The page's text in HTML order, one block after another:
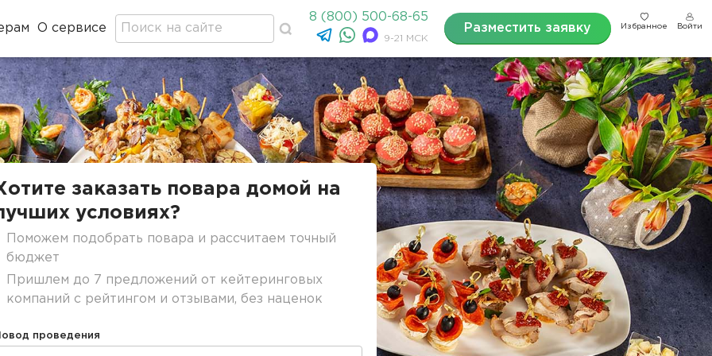
О сервисе
8 (800) 500-68-65
9-21 МСК
Разместить заявку Избранное Войти
заказать повара домой на
условиях?
Поможем подобрать повара и рассчитаем точный
бюджет
Пришлем до 7 предложений от кейтеринговых
компаний с рейтингом и отзывами, без наценок
проведения